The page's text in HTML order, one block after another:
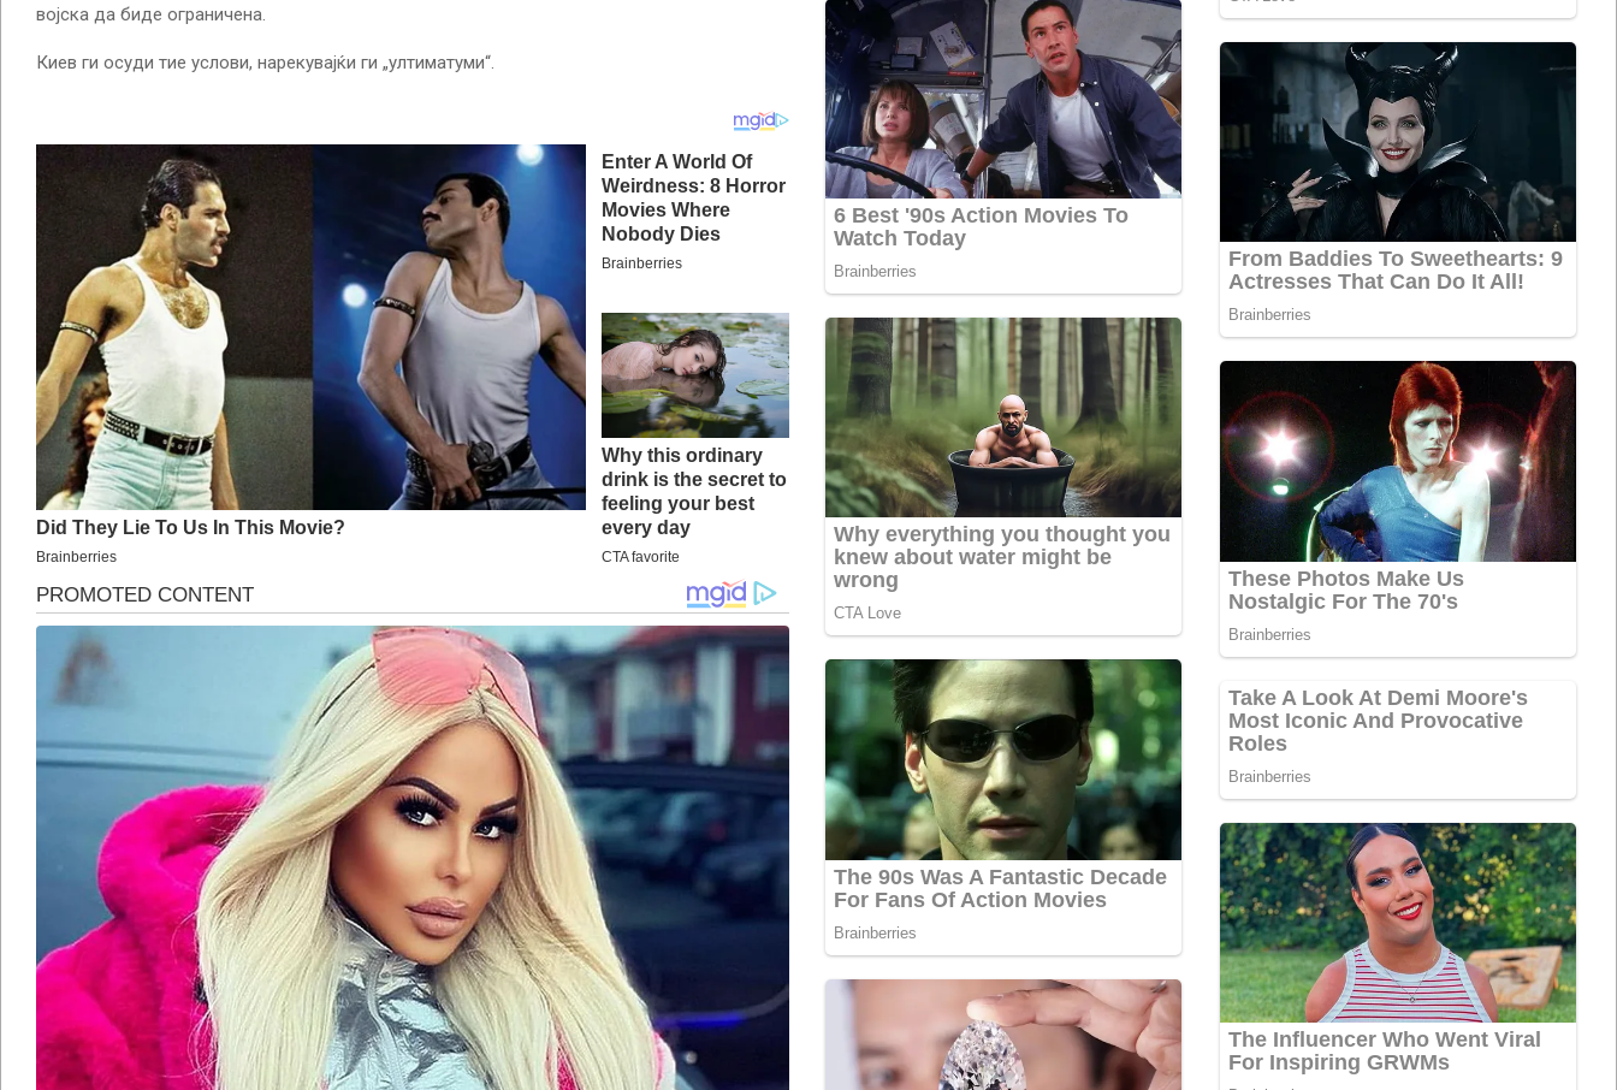
војска да биде ограничена.
Киев ги осуди тие услови, нарекувајќи ги „ултиматуми“.